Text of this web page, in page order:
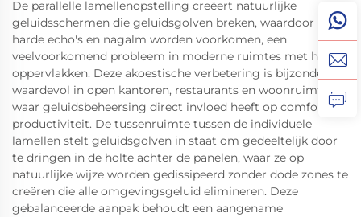
De parallelle lamellenopstelling creëert natuurlijke
geluidsschermen die geluidsgolven breken, waardoor
harde echo's en nagalm worden voorkomen, een
veelvoorkomend probleem in moderne ruimtes met harde
oppervlakken. Deze akoestische verbetering is bijzonder
waardevol in open kantoren, restaurants en woonruimtes,
waar geluidsbeheersing direct invloed heeft op comfort en
productiviteit. De tussenruimte tussen de individuele
lamellen stelt geluidsgolven in staat om gedeeltelijk door
te dringen in de holte achter de panelen, waar ze op
natuurlijke wijze worden gedissipeerd zonder dode zones te
creëren die alle omgevingsgeluid elimineren. Deze
gebalanceerde aanpak behoudt een aangename